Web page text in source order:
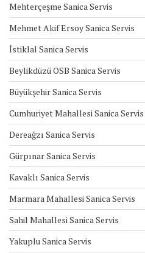
Mehterçeşme Sanica Servis
Mehmet Akif Ersoy Sanica Servis
İstiklal Sanica Servis
Beylikdüzü OSB Sanica Servis
Büyükşehir Sanica Servis
Cumhuriyet Mahallesi Sanica Servis
Dereağzı Sanica Servis
Gürpınar Sanica Servis
Kavaklı Sanica Servis
Marmara Mahallesi Sanica Servis
Sahil Mahallesi Sanica Servis
Yakuplu Sanica Servis